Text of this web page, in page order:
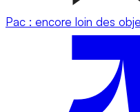
Pac : encore loin des